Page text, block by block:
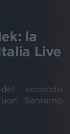
la
Live
secondo
Sanremo